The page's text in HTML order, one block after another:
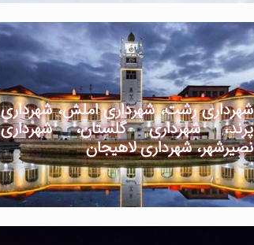
شهرداری رشت، شهرداری املش، شهرداری
پرند، شهرداری گلستان، شهرداری
نصیرشهر، شهرداری لاهیجان